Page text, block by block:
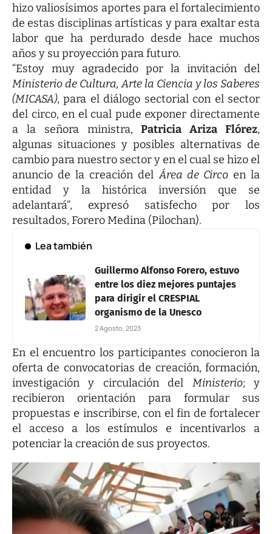
hizo valiosísimos aportes para el fortalecimiento
de estas disciplinas artísticas y para exaltar esta
labor que ha perdurado desde hace muchos
años y su proyección para futuro.
“Estoy muy agradecido por la invitación del
Ministerio de Cultura, Arte la Ciencia y los Saberes
(MICASA), para el diálogo sectorial con el sector
del circo, en el cual pude exponer directamente
a la señora ministra,Patricia Ariza Flórez,
algunas situaciones y posibles alternativas de
cambio para nuestro sector y en el cual se hizo el
anuncio de la creación delÁrea de Circoen la
entidad y la histórica inversión que se
adelantará”, expresó satisfecho por los
resultados, Forero Medina (Pilochan).
Lea también
Guillermo Alfonso Forero, estuvo
entre los diez mejores puntajes
para dirigir el CRESPIAL
organismo de la Unesco
2 Agosto, 2023
En el encuentro los participantes conocieron la
oferta de convocatorias de creación, formación,
investigación y circulación del Ministerio; y
recibieron orientación para formular sus
propuestas e inscribirse, con el fin de fortalecer
el acceso a los estímulos e incentivarlos a
potenciar la creación de sus proyectos.